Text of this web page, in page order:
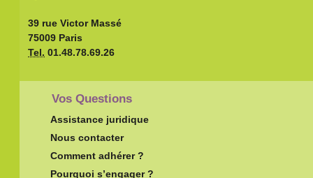
39 rue Victor Massé
75009 Paris
Tel. 01.48.78.69.26
Vos Questions
Assistance juridique
Nous contacter
Comment adhérer ?
Pourquoi s’engager ?